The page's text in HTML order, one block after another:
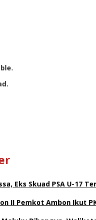
Eks Skuad PSA U-17
II Pemkot Ambon Ikut